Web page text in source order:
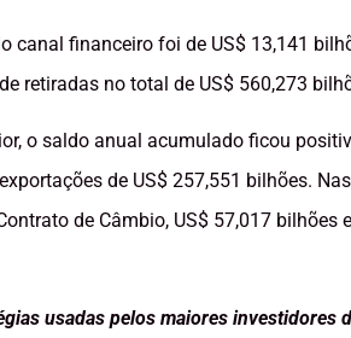
canal financeiro foi de US$ 13,141
retiradas no total de US$ 560,273
o saldo anual acumulado ficou
de US$ 257,551 bilhões.
de Câmbio, US$ 57,017
usadas pelos maiores investidores